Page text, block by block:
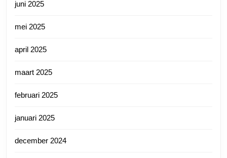
juni 2025
mei 2025
april 2025
maart 2025
februari 2025
januari 2025
december 2024